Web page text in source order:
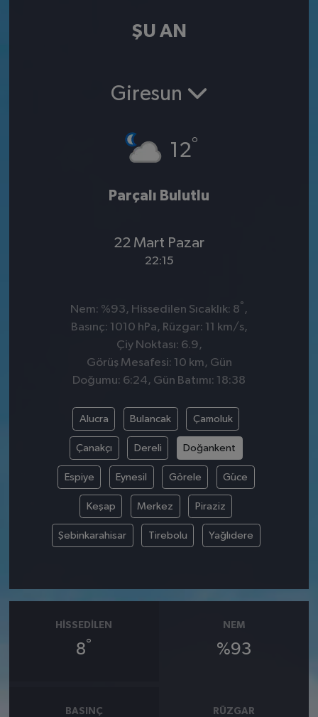
ŞU AN
Giresun
12°
Parçalı Bulutlu
22 Mart Pazar
22:15
Nem: %93, Hissedilen Sıcaklık: 8° ,
Basınç: 1010 hPa, Rüzgar: 11 km/s,
Çiy Noktası: 6.9,
Görüş Mesafesi: 10 km, Gün
Doğumu: 6:24, Gün Batımı: 18:38
Alucra Bulancak Çamoluk
Çanakçı Dereli Doğankent
Espiye Eynesil Görele Güce
Keşap Merkez Piraziz
Şebinkarahisar Tirebolu Yağlıdere
HISSEDILEN
8°
NEM
%93
BASINÇ RÜZGAR